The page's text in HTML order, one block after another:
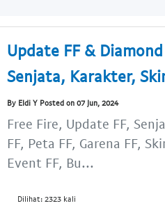
Update FF &
Senjata, Karakter,
By Eldi Y Posted on 07 Jun, 2024
Free Fire, Update FF,
FF, Peta FF, Garena FF,
Event FF, Bu...
Dilihat: 2323 kali